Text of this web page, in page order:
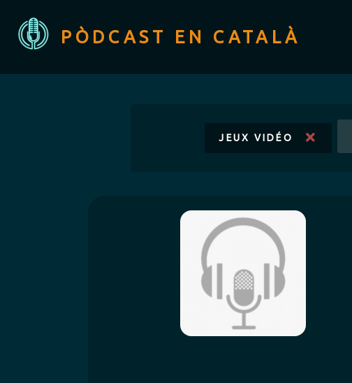
PÒDCAST EN CATALÀ
JEUX VIDÉO